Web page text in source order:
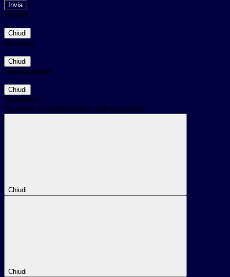
Errore
Chiudi
Successo
Chiudi
Informazione
Chiudi
Attendere...
Attendere il completamento dell'operazione...
Chiudi
Chiudi